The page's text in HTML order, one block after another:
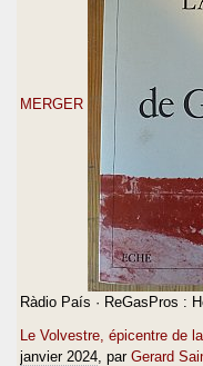
MERGER
Ràdio País · ReGasPros :
Le Volvestre, épicentre de
janvier 2024 , par Gerard